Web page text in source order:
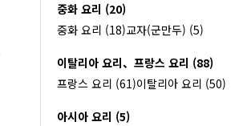
중화 요리 (20)
중화 요리 (18)교자(군만두) (5)
이탈리아 요리、프랑스 요리 (88)
프랑스 요리 (61)이탈리아 요리 (50)
아시아 요리 (5)